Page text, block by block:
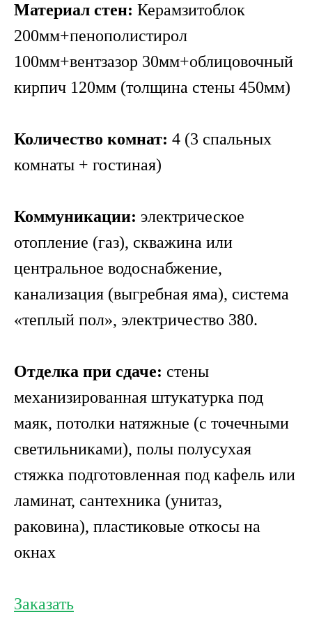
Материал стен: Керамзитоблок
200мм+пенополистирол
100мм+вентзазор 30мм+облицовочный
кирпич 120мм (толщина стены 450мм)
Количество комнат: 4 (3 спальных
комнаты + гостиная)
Коммуникации: электрическое
отопление (газ), скважина или
центральное водоснабжение,
канализация (выгребная яма), система
«теплый пол», электричество 380.
Отделка при сдаче: стены
механизированная штукатурка под
маяк, потолки натяжные (с точечными
светильниками), полы полусухая
стяжка подготовленная под кафель или
ламинат, сантехника (унитаз,
раковина), пластиковые откосы на
окнах
Заказать